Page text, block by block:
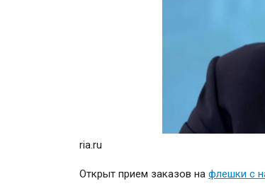
ria.ru
Открыт прием заказов нафлешки с